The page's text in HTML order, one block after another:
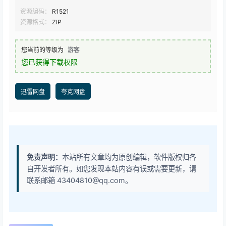
资源编码：
R1521
资源格式：
ZIP
您当前的等级为 游客
您已获得下载权限
迅雷网盘 夸克网盘
免责声明： 本站所有文章均为原创编辑，软件版权归各
自开发者所有。如您发现本站内容有误或需要更新，请
联系邮箱 43404810@qq.com。